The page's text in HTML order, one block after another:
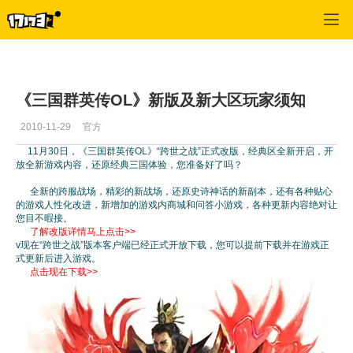
《三国群英传OL》新版及新大区玩家须知
2010-11-29 官方
11月30日，《三国群英传OL》“跨世之战”正式改版，经典区全新开启，开
放全新游戏内容，还原经典三国体验，您准备好了吗？
全新的跨服战场，精彩的新战场，还原史诗神话的新副本，还有各种贴心
的游戏人性化改进，新增加的游戏内商城和问答小游戏，各种更新内容绝对让
您目不暇接。
了解改版详情马上点击>>
v现在“跨世之战”版本客户端已经正式开放下载，您可以提前下载并在游戏正
式更新后进入游戏。
点击现在下载>>